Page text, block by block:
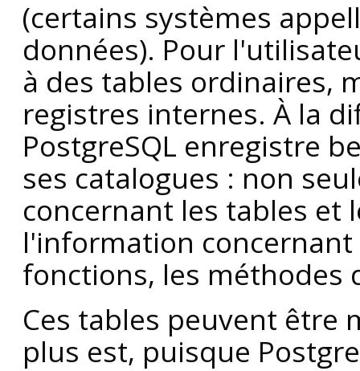
(certains systèmes
données). Pour
à des tables ordinaires,
registres internes. À la
PostgreSQL enregistre
ses catalogues : non
concernant les tables et
l'information
fonctions, les méthodes
Ces tables peuvent être
plus est, puisque